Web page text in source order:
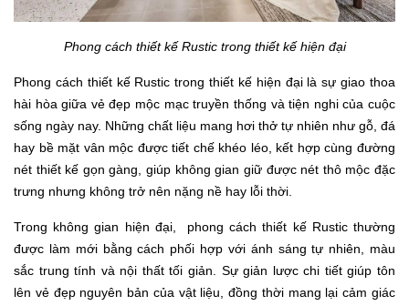
Phong cách thiết kế Rustic trong thiết kế hiện đại
Phong cách thiết kế Rustic trong thiết kế hiện đại là sự giao thoa
hài hòa giữa vẻ đẹp mộc mạc truyền thống và tiện nghi của cuộc
sống ngày nay. Những chất liệu mang hơi thở tự nhiên như gỗ, đá
hay bề mặt vân mộc được tiết chế khéo léo, kết hợp cùng đường
nét thiết kế gọn gàng, giúp không gian giữ được nét thô mộc đặc
trưng nhưng không trở nên nặng nề hay lỗi thời.
Trong không gian hiện đại, phong cách thiết kế Rustic thường
được làm mới bằng cách phối hợp với ánh sáng tự nhiên, màu
sắc trung tính và nội thất tối giản. Sự giản lược chi tiết giúp tôn
lên vẻ đẹp nguyên bản của vật liệu, đồng thời mang lại cảm giác